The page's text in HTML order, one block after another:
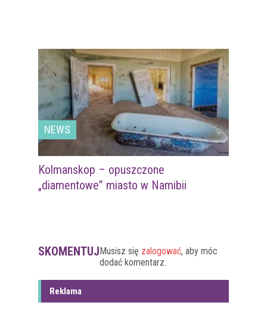
NEWS
Kolmanskop – opuszczone
„diamentowe” miasto w Namibii
SKOMENTUJ Musisz się zalogować, aby móc
dodać komentarz.
Reklama